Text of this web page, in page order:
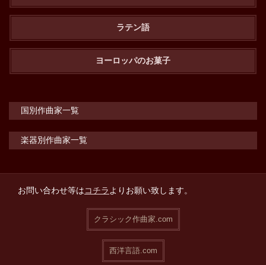
ラテン語
ヨーロッパのお菓子
国別作曲家一覧
楽器別作曲家一覧
お問い合わせ等はコチラよりお願い致します。
クラシック作曲家.com
西洋言語.com